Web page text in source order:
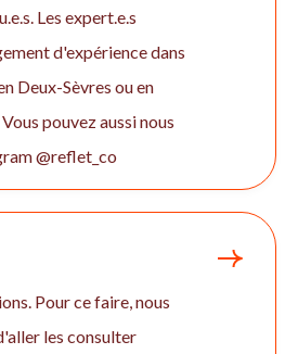
Les expert.e.s
d'expérience dans
Deux-Sèvres ou en
pouvez aussi nous
@reflet_co
Pour ce faire, nous
les consulter